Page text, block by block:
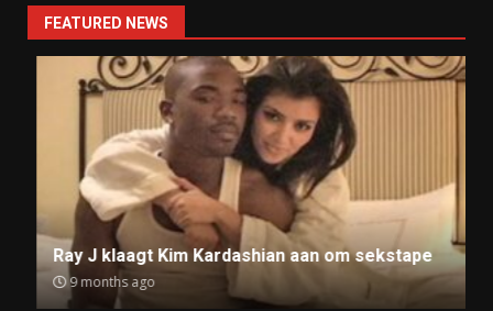
FEATURED NEWS
Ray J klaagt Kim Kardashian aan om sekstape
9 months ago